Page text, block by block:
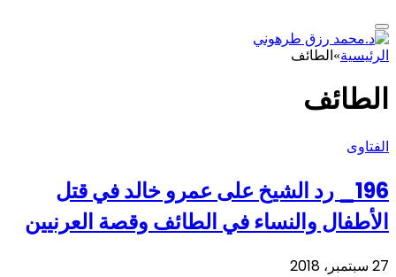
الرئيسية» الطائف
الطائف
الفتاوى
196_ رد الشيخ على عمرو خالد في قتل
الأطفال والنساء في الطائف وقصة العرنيين
27 سبتمبر، 2018